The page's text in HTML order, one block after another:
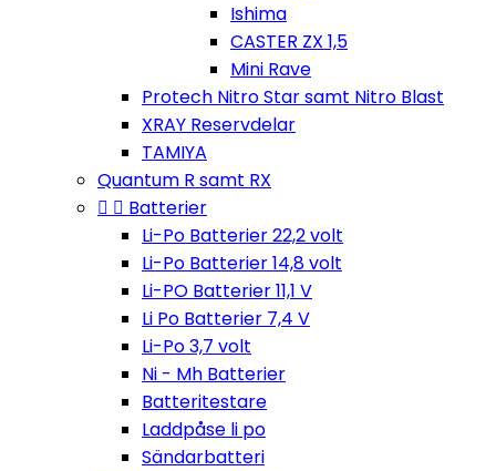
Ishima
CASTER ZX 1,5
Mini Rave
Protech Nitro Star samt Nitro Blast
XRAY Reservdelar
TAMIYA
Quantum R samt RX
  Batterier
Li-Po Batterier 22,2 volt
Li-Po Batterier 14,8 volt
Li-PO Batterier 11,1 V
Li Po Batterier 7,4 V
Li-Po 3,7 volt
Ni - Mh Batterier
Batteritestare
Laddpåse li po
Sändarbatteri